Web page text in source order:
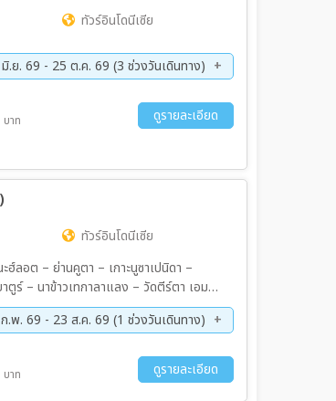
16 ธ.ค. 69 - 20 ธ.ค. 69
70
30 ธ.ค. 69 - 03 ม.ค. 70
ทัวร์อินโดนีเซีย
.ย. 69 - 25 ต.ค. 69 (3 ช่วงวันเดินทาง)
บาท ดูรายละเอียด
ทัวร์อินโดนีเซีย
ลอต – ย่านคูตา – เกาะนูซาเปนิดา –
ร์ – นาข้าวเทกาลาแลง – วัดตีร์ตา เอมปูล
ด+กุ้งมังกร - บุฟเฟ่ต์อาหารท้องถิ่น
บ 5 ดาว
.พ. 69 - 23 ส.ค. 69 (1 ช่วงวันเดินทาง)
บาท ดูรายละเอียด